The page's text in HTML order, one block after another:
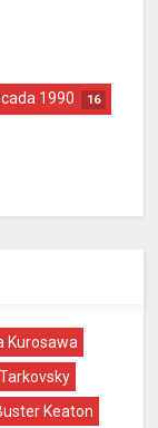
1990 16
Kurosawa
Keaton